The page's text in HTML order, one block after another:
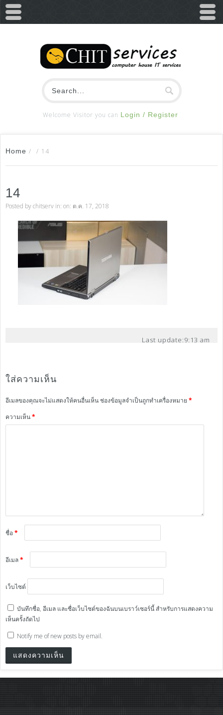
Welcome Visitor you can Login / Register
Home / / 14
14
Posted bychitserv in: on: ต.ค. 17, 2018
Last update:9:13 am
ใส่ความเห็น
อีเมลของคุณจะไม่แสดงให้คนอื่นเห็นช่องข้อมูลจำเป็นถูกทำเครื่องหมาย *
ความเห็น*
ชื่อ*
อีเมล*
เว็บไซต์
บันทึกชื่อ, อีเมล และชื่อเว็บไซต์ของฉันบนเบราว์เซอร์นี้ สำหรับการแสดงความ
เห็นครั้งถัดไป
Notify me of new posts by email.